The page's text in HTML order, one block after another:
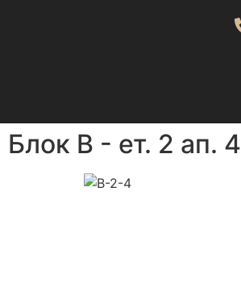
Блок В - ет. 2 ап. 4